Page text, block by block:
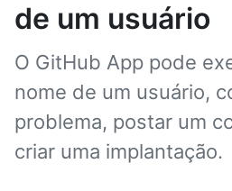
de um usuário
O GitHub App pode
nome de um usuário,
problema, postar um
criar uma implantação.